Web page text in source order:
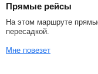
Прямые рейсы
На этом маршруте
пересадкой.
Мне повезет